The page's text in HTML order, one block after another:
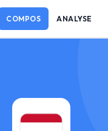
COMPOS ANALYSE